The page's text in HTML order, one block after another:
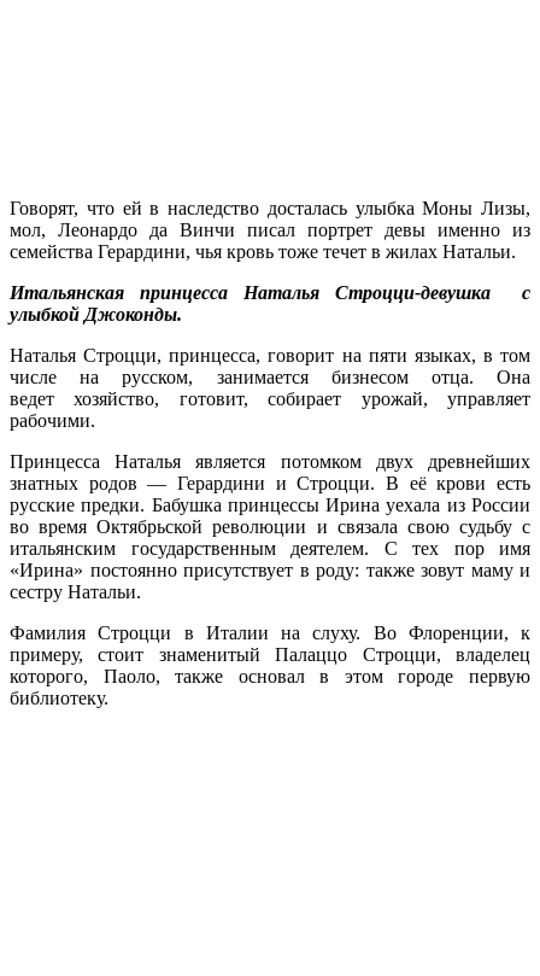
Говорят, что ей в наследство досталась улыбка Моны Лизы,
мол, Леонардо да Винчи писал портрет девы именно из
семейства Герардини, чья кровь тоже течет в жилах Натальи.
Итальянская принцесса Наталья Строцци-девушка с
улыбкой Джоконды.
Наталья Строцци, принцесса, говорит на пяти языках, в том
числе на русском, занимается бизнесом отца. Она
ведет хозяйство, готовит,собирает урожай, управляет
рабочими.
Принцесса Наталья является потомком двух древнейших
знатных родов — Герардини и Строцци. В её крови есть
русские предки. Бабушка принцессы Ирина уехала из России
во время Октябрьской революции и связала свою судьбу с
итальянским государственным деятелем. С тех пор имя
«Ирина» постоянно присутствует в роду: также зовут маму и
сестру Натальи.
Фамилия Строцци в Италии на слуху. Во Флоренции, к
примеру, стоит знаменитый Палаццо Строцци, владелец
которого, Паоло, также основал в этом городе первую
библиотеку.